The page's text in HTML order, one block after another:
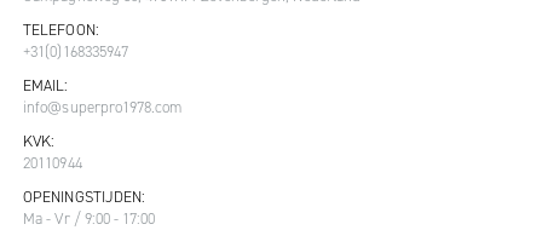
TELEFOON:
+31(0)168335947
EMAIL:
info@superpro1978.com
KVK:
20110944
OPENINGSTIJDEN:
Ma - Vr / 9:00 - 17:00